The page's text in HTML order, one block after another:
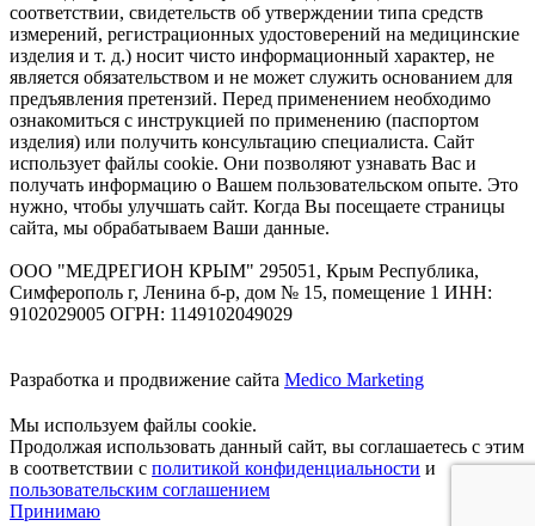
соответствии, свидетельств об утверждении типа средств
измерений, регистрационных удостоверений на медицинские
изделия и т. д.) носит чисто информационный характер, не
является обязательством и не может служить основанием для
предъявления претензий. Перед применением необходимо
ознакомиться с инструкцией по применению (паспортом
изделия) или получить консультацию специалиста. Сайт
использует файлы cookie. Они позволяют узнавать Вас и
получать информацию о Вашем пользовательском опыте. Это
нужно, чтобы улучшать сайт. Когда Вы посещаете страницы
сайта, мы обрабатываем Ваши данные.
ООО "МЕДРЕГИОН КРЫМ" 295051, Крым Республика,
Симферополь г, Ленина б-р, дом № 15, помещение 1 ИНН:
9102029005 ОГРН: 1149102049029
Разработка и продвижение сайта Medico Marketing
Мы используем файлы cookie.
Продолжая использовать данный сайт, вы соглашаетесь с этим
в соответствии с политикой конфиденциальности и
пользовательским соглашением
Принимаю